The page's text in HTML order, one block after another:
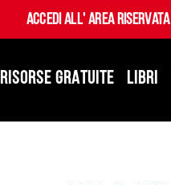
Accedi all' Area Riservata
RISORSE GRATUITE LIBRI